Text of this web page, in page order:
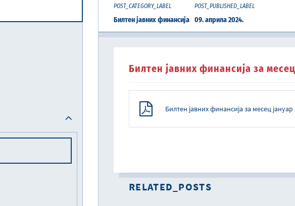
POST_CATEGORY_LABEL
Билтен јавних финансија
POST_PUBLISHED_LABEL
09. априла 2024.
Билтен јавних финансија за
Билтен јавних финансија за месец јануар
RELATED_POSTS